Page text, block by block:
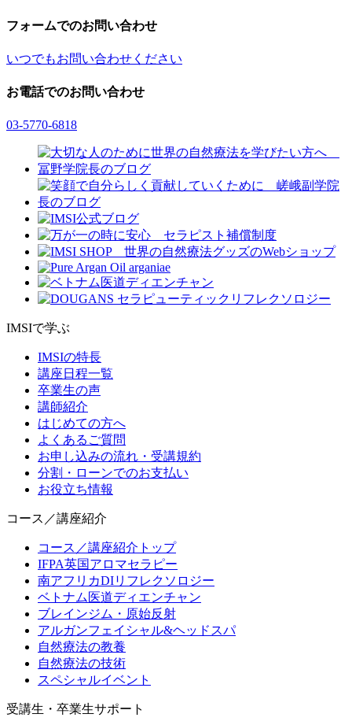
フォームでのお問い合わせ
いつでもお問い合わせください
お電話でのお問い合わせ
03-5770-6818
IMSIで学ぶ
IMSIの特長
講座日程一覧
卒業生の声
講師紹介
はじめての方へ
よくあるご質問
お申し込みの流れ・受講規約
分割・ローンでのお支払い
お役立ち情報
コース／講座紹介
コース／講座紹介トップ
IFPA英国アロマセラピー
南アフリカDIリフレクソロジー
ベトナム医道ディエンチャン
ブレインジム・原始反射
アルガンフェイシャル&ヘッドスパ
自然療法の教養
自然療法の技術
スペシャルイベント
受講生・卒業生サポート